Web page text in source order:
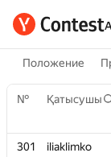
Положение
№ Қатысушы
301 iliaklimko
№ Қатысушы
301 iliaklimko